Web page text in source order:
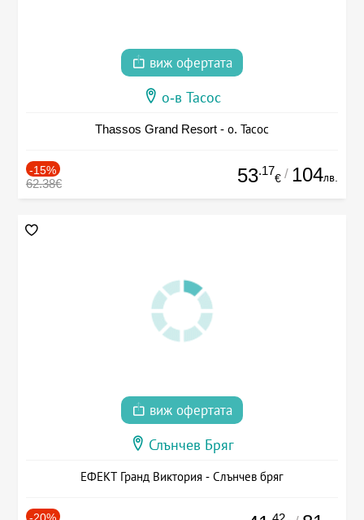
виж офертата
о-в Тасос
Thassos Grand Resort - о. Тасос
-15%
62.38€ 53.17
€ / 104лв.
виж офертата
Слънчев Бряг
ЕФЕКТ Гранд Виктория - Слънчев бряг